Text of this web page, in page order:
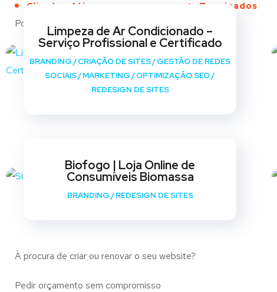
Clientes Ativos Terminados
Portfólio
Limpeza de Ar Condicionado –
Serviço Profissional e Certificado
BRANDING/CRIAÇÃO DE SITES/GESTÃO DE REDES
SOCIAIS/MARKETING/OPTIMIZAÇÃO SEO/
REDESIGN DE SITES
Biofogo | Loja Online de
Consumíveis Biomassa
BRANDING/REDESIGN DE SITES
À procura de criar ou renovar o seu website?
Pedir orçamento sem compromisso